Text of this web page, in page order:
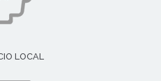
LOCAL